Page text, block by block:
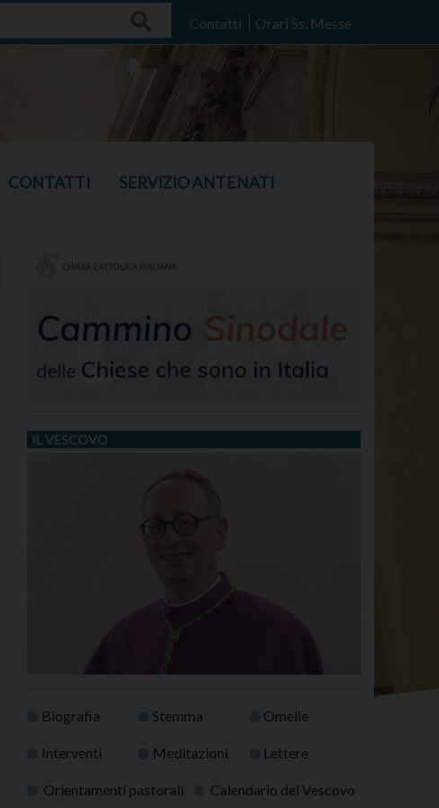
Contatti Orari Ss. Messe
CONTATTI SERVIZIO ANTENATI
IL VESCOVO
Biografia Stemma Omelie
Interventi Meditazioni Lettere
Orientamenti pastorali Calendario del Vescovo